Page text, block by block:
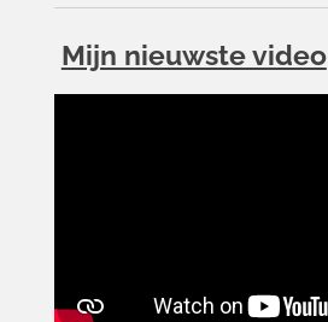
Mijn nieuwste video